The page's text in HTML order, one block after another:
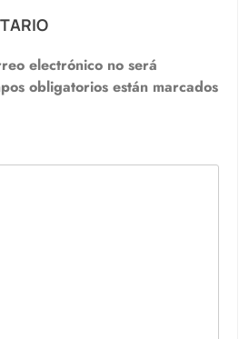
electrónico no será
obligatorios están marcados